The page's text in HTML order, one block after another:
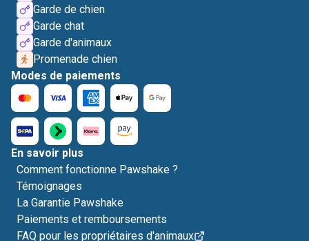
Garde de chien
Garde chat
Garde d'animaux
Promenade chien
Modes de paiements
En savoir plus
Comment fonctionne Pawshake ?
Témoignages
La Garantie Pawshake
Paiements et remboursements
FAQ pour les propriétaires d'animaux